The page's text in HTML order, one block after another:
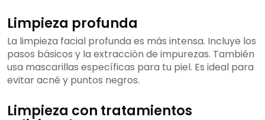
Limpieza profunda
La limpieza facial profunda es más intensa. Incluye los
pasos básicos y la extracción de impurezas. También
usa mascarillas específicas para tu piel. Es ideal para
evitar acné y puntos negros.
Limpieza con tratamientos